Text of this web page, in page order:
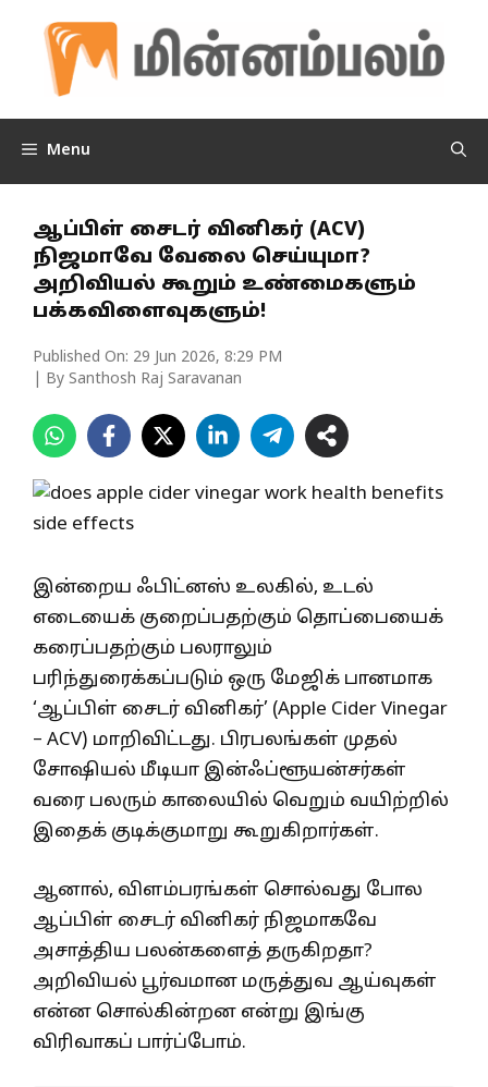
content
Menu
ஆப்பிள் சைடர் வினிகர் (ACV)
நிஜமாவே வேலை செய்யுமா?
அறிவியல் கூறும் உண்மைகளும்
பக்கவிளைவுகளும்!
Published On: 29 Jun 2026, 8:29 PM
| By Santhosh Raj Saravanan
இன்றைய ஃபிட்னஸ் உலகில், உடல்
எடையைக் குறைப்பதற்கும் தொப்பையைக்
கரைப்பதற்கும் பலராலும்
பரிந்துரைக்கப்படும் ஒரு மேஜிக் பானமாக
‘ஆப்பிள் சைடர் வினிகர்’ (Apple Cider Vinegar
– ACV) மாறிவிட்டது. பிரபலங்கள் முதல்
சோஷியல் மீடியா இன்ஃப்ளூயன்சர்கள்
வரை பலரும் காலையில் வெறும் வயிற்றில்
இதைக் குடிக்குமாறு கூறுகிறார்கள்.
ஆனால், விளம்பரங்கள் சொல்வது போல
ஆப்பிள் சைடர் வினிகர் நிஜமாகவே
அசாத்திய பலன்களைத் தருகிறதா?
அறிவியல் பூர்வமான மருத்துவ ஆய்வுகள்
என்ன சொல்கின்றன என்று இங்கு
விரிவாகப் பார்ப்போம்.